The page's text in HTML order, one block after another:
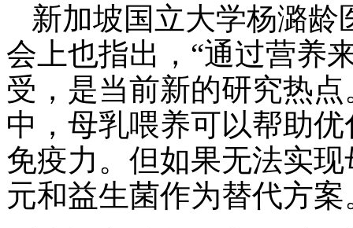
新加坡国立大学杨潞
会上也指出，“通过营养
受，是当前新的研究热
中，母乳喂养可以帮助
免疫力。但如果无法实
元和益生菌作为替代方案